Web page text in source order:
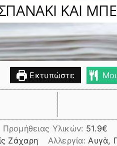
ΚΑΙ
Εκτυπώστε
Προμήθειας Υλικών: 51.9
Ζάχαρη Αλλεργία: Αυγὰ,